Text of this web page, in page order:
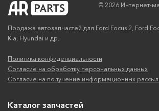
© 2026 Интернет-
Продажа автозапчастей для Ford Focus 2, Ford
Kia, Hyundai и др.
Политика конфиденциальности
Согласие на обработку персональных данных
Согласие на получение информационных
Каталог запчастей